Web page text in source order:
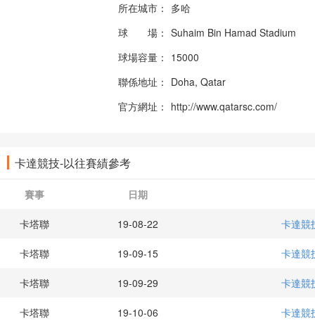
所在城市： 多哈
球 場： Suhaim Bin Hamad Stadium
球場容量： 15000
聯係地址： Doha, Qatar
官方網址： http://www.qatarsc.com/
卡達競技-以往賽績參考
賽事 日期
卡塔聯 19-08-22 卡達競
卡塔聯 19-09-15 卡達競
卡塔聯 19-09-29 卡達競
卡塔聯 19-10-06 卡達競